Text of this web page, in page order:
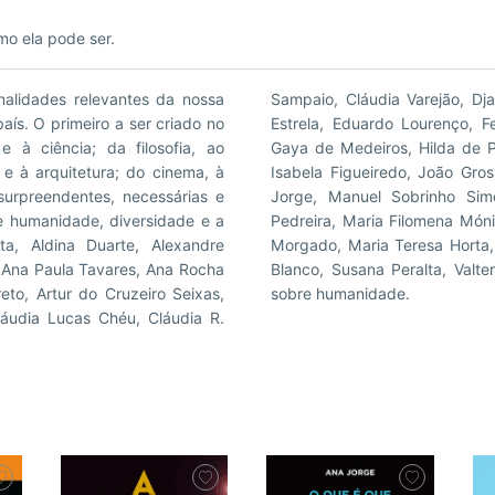
ela pode ser.
relevantes da nossa
O primeiro a ser criado no
à ciência; da filosofia, ao
à arquitetura; do cinema, à
necessárias e
diversidade e a
Aldina Duarte, Alexandre
Paula Tavares, Ana Rocha
Artur do Cruzeiro Seixas,
Lucas Chéu, Cláudia R.
Dulce Maria Cardoso, Edite
Van Dunem, Gabriela Moita,
Isabel Moreira, Isabél Zuaa,
Tolentino Mendonça, Lídia
Palla, Maria do Rosário
José Campos, Maria José
Pilar del Rio, Rita
Silva. Um poderoso livro
sobre humanidade.